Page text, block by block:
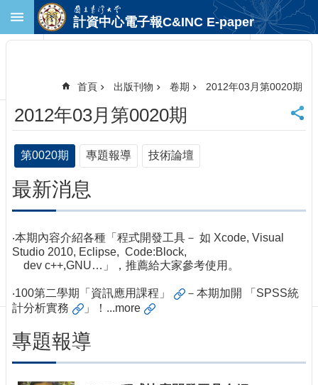
跳到主要內容區塊
首
頁
臺
大
首
頁
計
首
頁
絡
資
訂
計資中心電子報C&INC E-paper
首頁 出版刊物 卷期 2012年03月第0020期
2012年03月第0020期
第0020期 專題報導 技術論壇
最新消息
‧本期內容介紹各種「程式開發工具－ 如 Xcode, Visual
Studio 2010, Eclipse, Code:Block,
dev c++,GNU…」，推薦給大家參考使用。
‧100第二學期「資訊應用課程」 －本期加開 「 SPSS統
計分析實務
」！...more
專題報導